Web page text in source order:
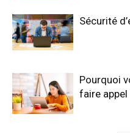
Sécurité
Pourquoi
faire